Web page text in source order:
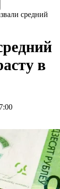
средний
в